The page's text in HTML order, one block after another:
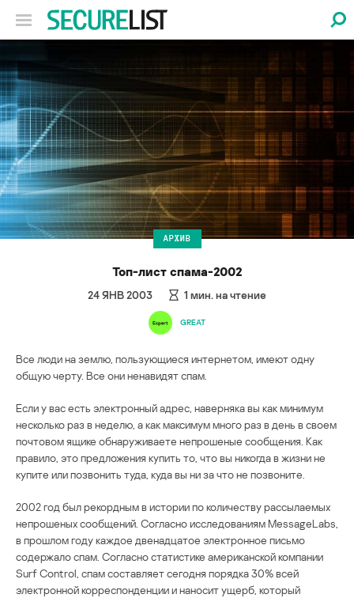
АРХИВ
Топ-лист спама-2002
24 ЯНВ 2003 1 мин. на чтение
GREAT
Все люди на землю, пользующиеся интернетом, имеют одну
общую черту. Все они ненавидят спам.
Если у вас есть электронный адрес, наверняка вы как минимум
несколько раз в неделю, а как максимум много раз в день в своем
почтовом ящике обнаруживаете непрошеные сообщения. Как
правило, это предложения купить то, что вы никогда в жизни не
купите или позвонить туда, куда вы ни за что не позвоните.
2002 год был рекордным в истории по количеству рассылаемых
непрошеных сообщений. Согласно исследованиям MessageLabs,
в прошлом году каждое двенадцатое электронное письмо
содержало спам. Согласно статистике американской компании
Surf Control, спам составляет сегодня порядка 30% всей
электронной корреспонденции и наносит ущерб, который